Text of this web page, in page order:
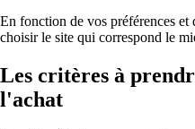
En fonction de vos préférences
choisir le site qui correspond le
Les critères à
l'achat